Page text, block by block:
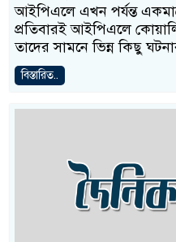
আইপিএলে এখন পর্যন্ত
প্রতিবারই আইপিএলে
তাদের সামনে ভিন্ন কিছু
বিস্তারিত..